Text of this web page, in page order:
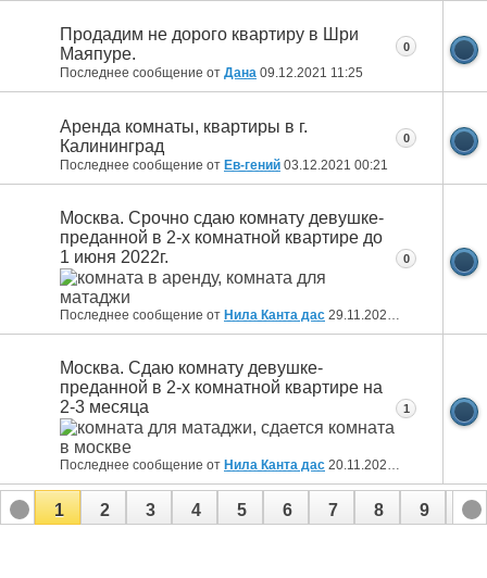
Продадим не дорого квартиру в Шри
Маяпуре.
Последнее сообщение от Дана 09.12.2021 11:25
0
Аренда комнаты, квартиры в г.
Калининград
Последнее сообщение от Ев-гений 03.12.2021 00:21
0
Москва. Срочно сдаю комнату девушке-
преданной в 2-х комнатной квартире до
1 июня 2022г.
Последнее сообщение от Нила Канта дас 29.11.2021
0
Москва. Сдаю комнату девушке-
преданной в 2-х комнатной квартире на
2-3 месяца
Последнее сообщение от Нила Канта дас 20.11.2021 19:55
1
1 2 3 4 5 6 7 8 9 10